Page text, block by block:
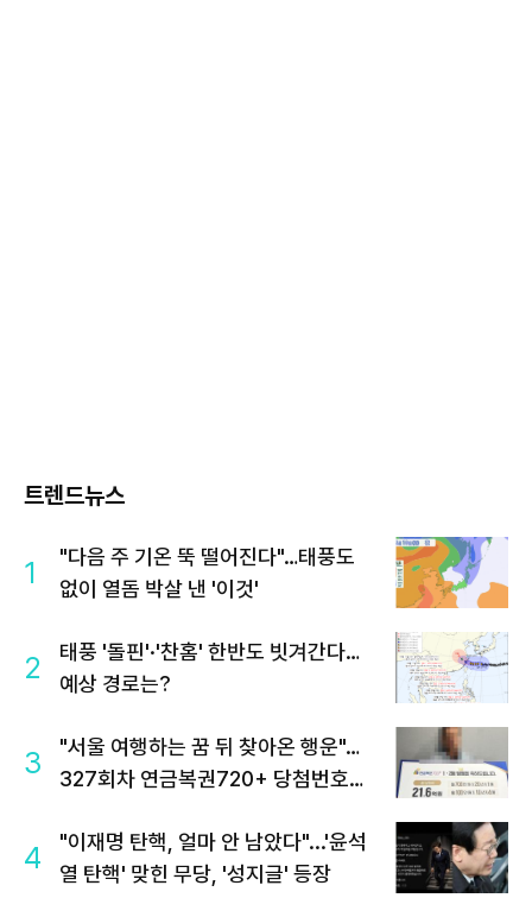
트렌드뉴스
1
"다음 주 기온 뚝 떨어진다"…태풍도
없이 열돔 박살 낸 '이것'
2
태풍 '돌핀'·'찬홈' 한반도 빗겨간다…
예상 경로는?
3
"서울 여행하는 꿈 뒤 찾아온 행운"…
327회차 연금복권720+ 당첨번호조
4
"이재명 탄핵, 얼마 안 남았다"...'윤석
열 탄핵' 맞힌 무당, '성지글' 등장